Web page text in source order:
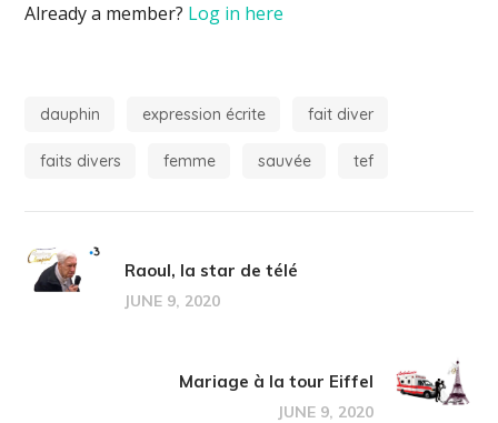
Already a member? Log in here
dauphin expression écrite fait diver
faits divers femme sauvée tef
Raoul, la star de télé
JUNE 9, 2020
Mariage à la tour Eiffel
JUNE 9, 2020